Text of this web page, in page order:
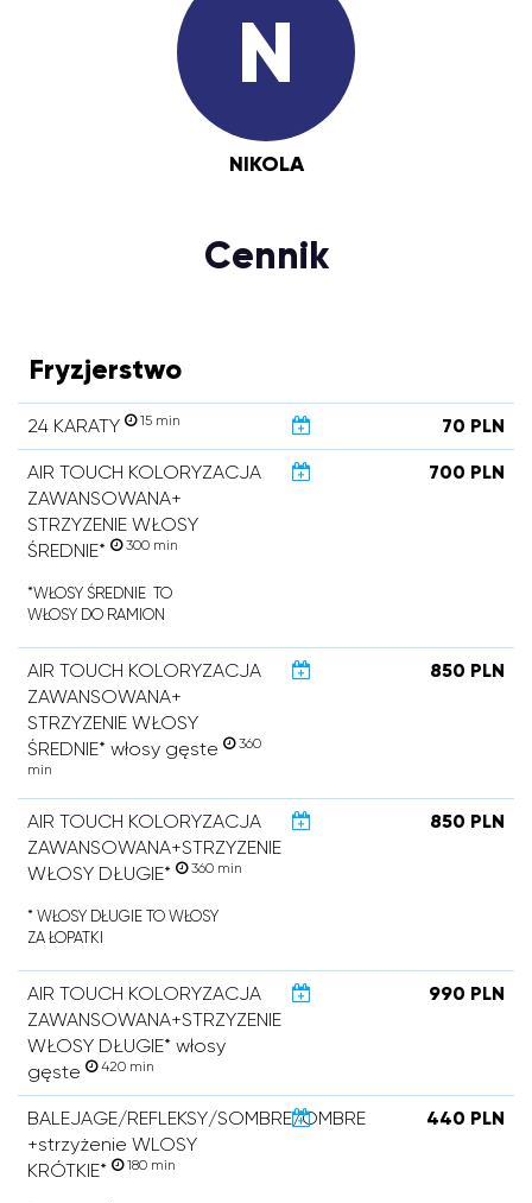
N
NIKOLA
Cennik
Fryzjerstwo
24 KARATY 15 min 70 PLN
AIR TOUCH KOLORYZACJA
ZAWANSOWANA+
STRZYZENIE WŁOSY
ŚREDNIE*
300 min
700 PLN
*WŁOSY ŚREDNIE TO
WŁOSY DO RAMION
AIR TOUCH KOLORYZACJA
ZAWANSOWANA+
STRZYZENIE WŁOSY
ŚREDNIE* włosy gęste
360
min
850 PLN
AIR TOUCH KOLORYZACJA
ZAWANSOWANA+STRZYZENIE
WŁOSY DŁUGIE*
360 min
850 PLN
* WŁOSY DŁUGIE TO WŁOSY
ZA ŁOPATKI
AIR TOUCH KOLORYZACJA
ZAWANSOWANA+STRZYZENIE
WŁOSY DŁUGIE* włosy
gęste
420 min
990 PLN
BALEJAGE/REFLEKSY/SOMBRE/OMBRE
+strzyżenie WLOSY
KRÓTKIE*
180 min
440 PLN